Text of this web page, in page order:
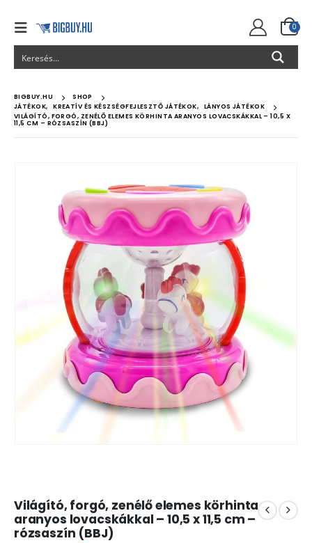
0
BIGBUY.HU
SHOP
JÁTÉKOK, KREATÍV ÉS KÉSZSÉGFEJLESZTŐ JÁTÉKOK,
LÁNYOS JÁTÉKOK
VILÁGÍTÓ, FORGÓ, ZENÉLŐ ELEMES KÖRHINTA ARANYOS LOVACSKÁKKAL – 10,5 X
11,5 CM – RÓZSASZÍN (BBJ)
Világító, forgó, zenélő elemes körhinta
aranyos lovacskákkal – 10,5 x 11,5 cm –
rózsaszín (BBJ)